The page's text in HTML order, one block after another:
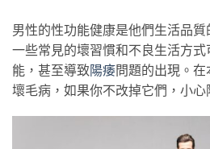
男性的性功能健康是他們生活品質
一些常見的壞習慣和不良生活方
能，甚至導致陽痿問題的出現。
壞毛病，如果你不改掉它們，小心